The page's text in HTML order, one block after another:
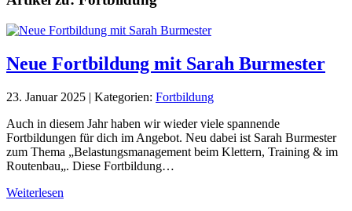
Neue Fortbildung mit Sarah Burmester
23. Januar 2025 | Kategorien: Fortbildung
Auch in diesem Jahr haben wir wieder viele spannende
Fortbildungen für dich im Angebot. Neu dabei ist Sarah Burmester
zum Thema „Belastungsmanagement beim Klettern, Training & im
Routenbau„. Diese Fortbildung…
Weiterlesen